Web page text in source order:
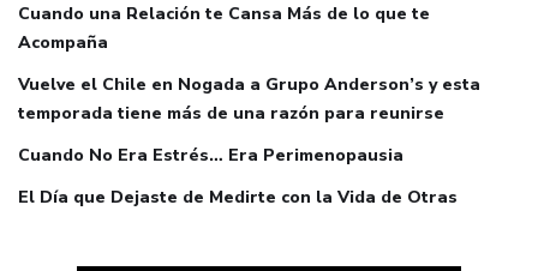
Cuando una Relación te Cansa Más de lo que te
Acompaña
Vuelve el Chile en Nogada a Grupo Anderson’s y esta
temporada tiene más de una razón para reunirse
Cuando No Era Estrés… Era Perimenopausia
El Día que Dejaste de Medirte con la Vida de Otras